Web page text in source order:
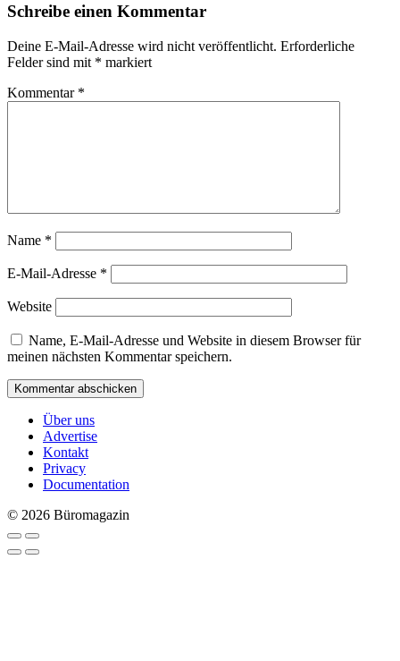
Schreibe einen Kommentar
Deine E-Mail-Adresse wird nicht veröffentlicht. Erforderliche
Felder sind mit * markiert
Kommentar *
Name *
E-Mail-Adresse *
Website
Name, E-Mail-Adresse und Website in diesem Browser für
meinen nächsten Kommentar speichern.
Über uns
Advertise
Kontakt
Privacy
Documentation
© 2026 Büromagazin